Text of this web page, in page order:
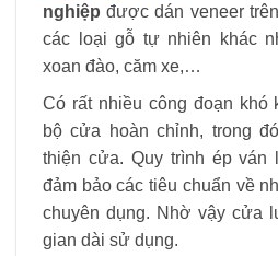
nghiệp được dán veneer
các loại gỗ tự nhiên khác
xoan đào, căm xe,…
Có rất nhiều công đoạn khó
bộ cửa hoàn chỉnh, trong
thiện cửa. Quy trình ép ván
đảm bảo các tiêu chuẩn về
chuyên dụng. Nhờ vậy cửa
gian dài sử dụng.